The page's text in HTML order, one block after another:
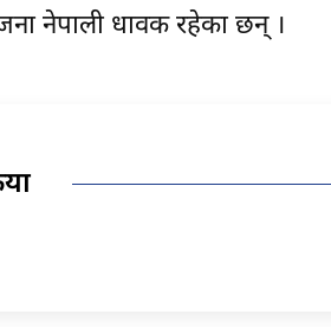
नेपाली धावक रहेका छन् ।